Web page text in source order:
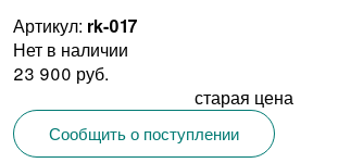
Артикул: rk-017
Нет в наличии
23 900 руб.
старая цена
Сообщить о поступлении